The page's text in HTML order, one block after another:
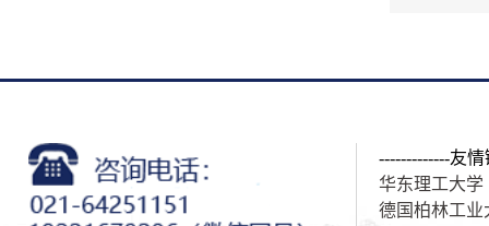
-------------友
华东理工大学
德国柏林工业